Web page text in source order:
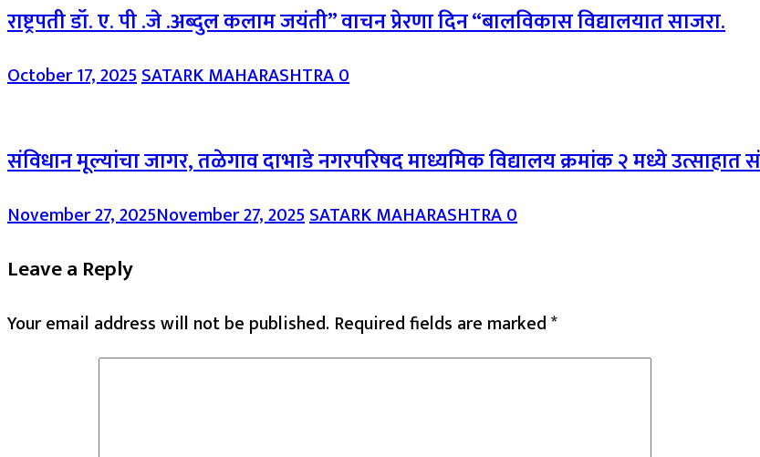
राष्ट्रपती डॉ. ए. पी .जे .अब्दुल कलाम जयंती” वाचन प्रेरणा दिन “बालविकास विद्यालयात साजरा.
October 17, 2025SATARK MAHARASHTRA0
संविधान मूल्यांचा जागर, तळेगाव दाभाडे नगरपरिषद माध्यमिक विद्यालय क्रमांक २ मध्ये उत्साहात
November 27, 2025November 27, 2025SATARK MAHARASHTRA0
Leave a Reply
Your email address will not be published. Required fields are marked*